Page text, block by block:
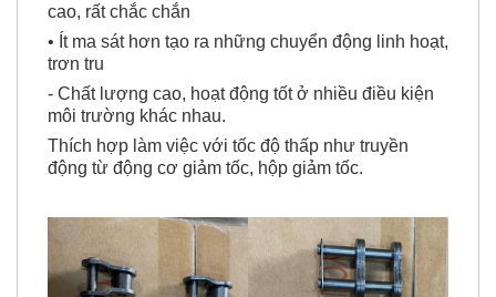
cao, rất chắc chắn
• Ít ma sát hơn tạo ra những chuyển động linh hoạt,
trơn tru
- Chất lượng cao, hoạt động tốt ở nhiều điều kiện
môi trường khác nhau.
Thích hợp làm việc với tốc độ thấp như truyền
động từ động cơ giảm tốc, hộp giảm tốc.